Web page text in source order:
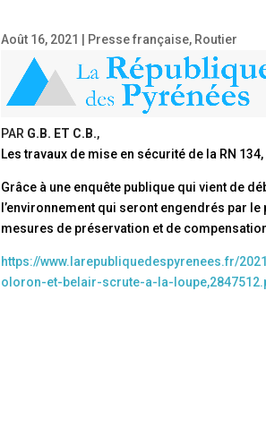
Août 16, 2021 Presse française, Routier
PAR G.B. ET C.B.,
Les travaux de mise en sécurité de la RN
Grâce à une enquête publique qui vient de
l’environnement qui seront engendrés par
mesures de préservation et de
https://www.larepubliquedespyrenees.fr/
oloron-et-belair-scrute-a-la-